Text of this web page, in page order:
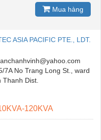
Mua hàng
ASIA PACIFIC PTE., LDT.
7A No Trang Long St., ward
Thanh Dist.
120KVA